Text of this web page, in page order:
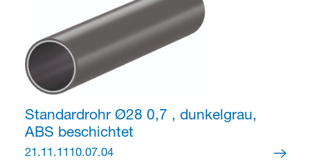
Standardrohr Ø28 0,7 , dunkelgrau,
ABS beschichtet
21.11.1110.07.04